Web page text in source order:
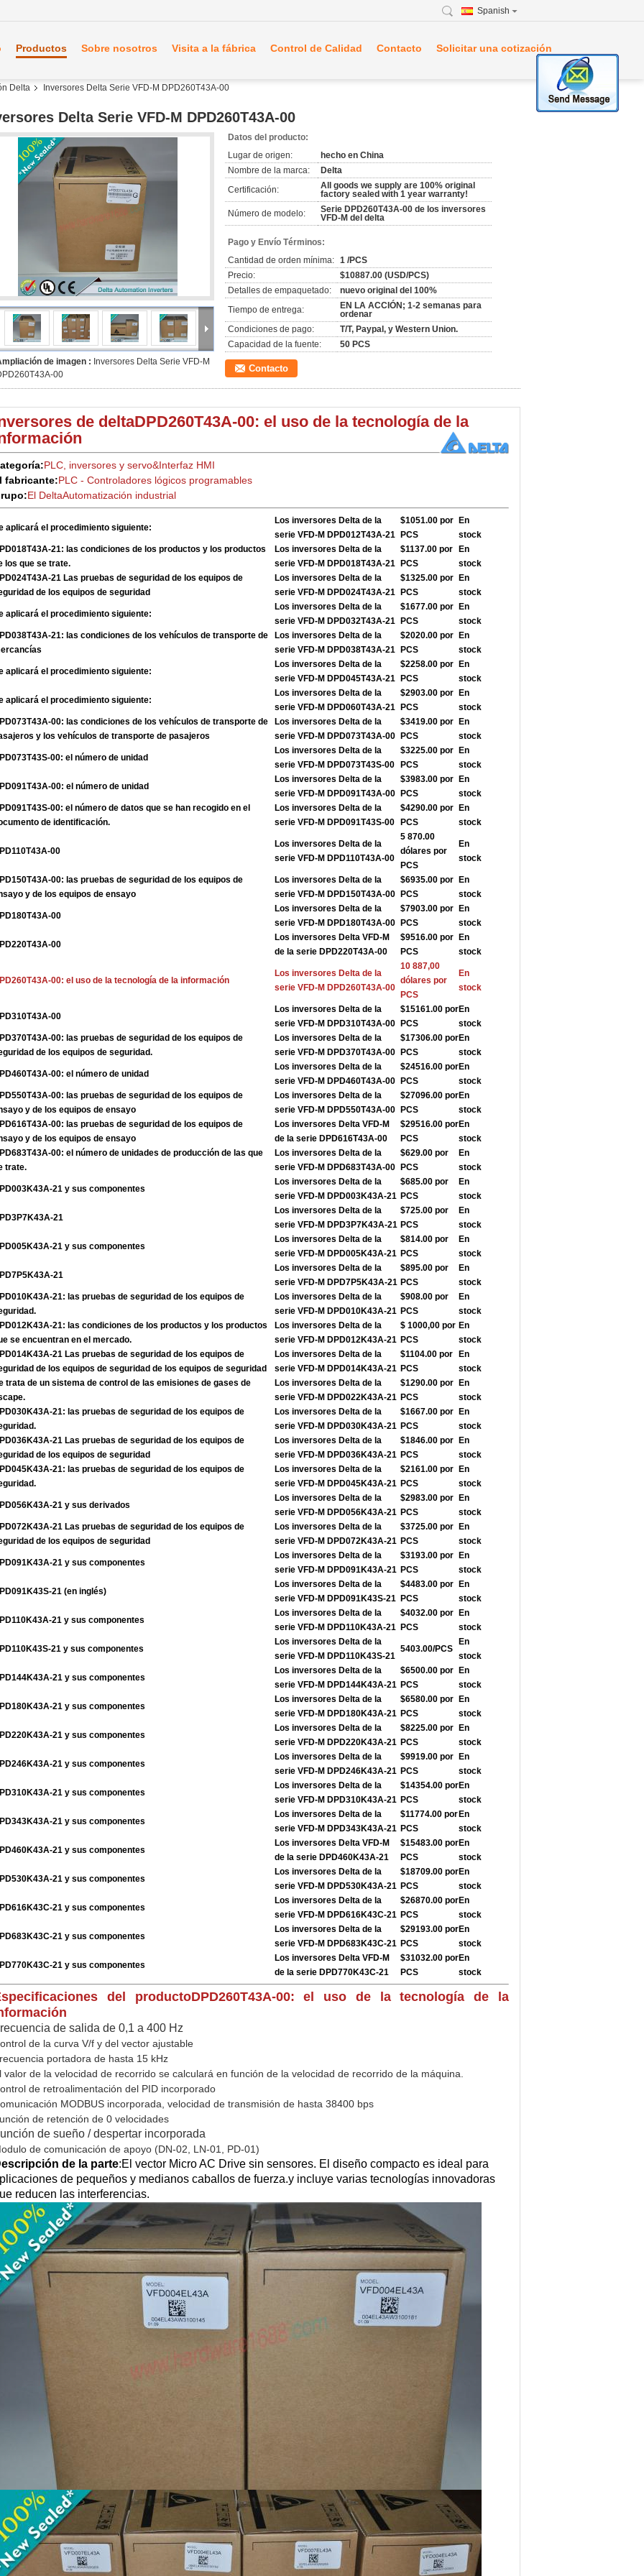
Spanish
Productos Sobre nosotros Visita a la fábrica Control de Calidad Contacto Solicitar una cotización
Delta Inversores Delta Serie VFD-M DPD260T43A-00
Delta Serie VFD-M DPD260T43A-00
de imagen : Inversores Delta Serie VFD-M
00
Datos del producto:
Lugar de origen:
hecho en China
Nombre de la marca:
Delta
Certificación:
All goods we supply are 100% original
factory sealed with 1 year warranty!
Número de modelo:
Serie DPD260T43A-00 de los inversores
VFD-M del delta
Pago y Envío Términos:
Cantidad de orden mínima: 1 /PCS
Precio:
$10887.00 (USD/PCS)
Detalles de empaquetado:
nuevo original del 100%
Tiempo de entrega:
EN LA ACCIÓN; 1-2 semanas para
ordenar
Condiciones de pago:
T/T, Paypal, y Western Union.
Capacidad de la fuente:
50 PCS
Contacto
de deltaDPD260T43A-00: el uso de la tecnología de la
PLC, inversores y servo&Interfaz HMI
fabricante:PLC - Controladores lógicos programables
El DeltaAutomatización industrial
aplicará el procedimiento siguiente:
Los inversores Delta de la
serie VFD-M DPD012T43A-21
$1051.00 por
PCS
En
stock
21: las condiciones de los productos y los productos
los que se trate.
Los inversores Delta de la
serie VFD-M DPD018T43A-21
$1137.00 por
PCS
En
stock
21 Las pruebas de seguridad de los equipos de
de los equipos de seguridad
Los inversores Delta de la
serie VFD-M DPD024T43A-21
$1325.00 por
PCS
En
stock
aplicará el procedimiento siguiente:
Los inversores Delta de la
serie VFD-M DPD032T43A-21
$1677.00 por
PCS
En
stock
21: las condiciones de los vehículos de transporte de
Los inversores Delta de la
serie VFD-M DPD038T43A-21
$2020.00 por
PCS
En
stock
aplicará el procedimiento siguiente:
Los inversores Delta de la
serie VFD-M DPD045T43A-21
$2258.00 por
PCS
En
stock
aplicará el procedimiento siguiente:
Los inversores Delta de la
serie VFD-M DPD060T43A-21
$2903.00 por
PCS
En
stock
00: las condiciones de los vehículos de transporte de
y los vehículos de transporte de pasajeros
Los inversores Delta de la
serie VFD-M DPD073T43A-00
$3419.00 por
PCS
En
stock
00: el número de unidad
Los inversores Delta de la
serie VFD-M DPD073T43S-00
$3225.00 por
PCS
En
stock
00: el número de unidad
Los inversores Delta de la
serie VFD-M DPD091T43A-00
$3983.00 por
PCS
En
stock
00: el número de datos que se han recogido en el
de identificación.
Los inversores Delta de la
serie VFD-M DPD091T43S-00
$4290.00 por
PCS
En
stock
00
Los inversores Delta de la
serie VFD-M DPD110T43A-00
5 870.00
dólares por
PCS
En
stock
00: las pruebas de seguridad de los equipos de
y de los equipos de ensayo
Los inversores Delta de la
serie VFD-M DPD150T43A-00
$6935.00 por
PCS
En
stock
00
Los inversores Delta de la
serie VFD-M DPD180T43A-00
$7903.00 por
PCS
En
stock
00
Los inversores Delta VFD-M
de la serie DPD220T43A-00
$9516.00 por
PCS
En
stock
00: el uso de la tecnología de la información
Los inversores Delta de la
serie VFD-M DPD260T43A-00
10 887,00
dólares por
PCS
En
stock
00
Los inversores Delta de la
serie VFD-M DPD310T43A-00
$15161.00 por
PCS
En
stock
00: las pruebas de seguridad de los equipos de
de los equipos de seguridad.
Los inversores Delta de la
serie VFD-M DPD370T43A-00
$17306.00 por
PCS
En
stock
00: el número de unidad
Los inversores Delta de la
serie VFD-M DPD460T43A-00
$24516.00 por
PCS
En
stock
00: las pruebas de seguridad de los equipos de
y de los equipos de ensayo
Los inversores Delta de la
serie VFD-M DPD550T43A-00
$27096.00 por
PCS
En
stock
00: las pruebas de seguridad de los equipos de
y de los equipos de ensayo
Los inversores Delta VFD-M
de la serie DPD616T43A-00
$29516.00 por
PCS
En
stock
00: el número de unidades de producción de las que
trate.
Los inversores Delta de la
serie VFD-M DPD683T43A-00
$629.00 por
PCS
En
stock
21 y sus componentes
Los inversores Delta de la
serie VFD-M DPD003K43A-21
$685.00 por
PCS
En
stock
21
Los inversores Delta de la
serie VFD-M DPD3P7K43A-21
$725.00 por
PCS
En
stock
21 y sus componentes
Los inversores Delta de la
serie VFD-M DPD005K43A-21
$814.00 por
PCS
En
stock
21
Los inversores Delta de la
serie VFD-M DPD7P5K43A-21
$895.00 por
PCS
En
stock
21: las pruebas de seguridad de los equipos de
Los inversores Delta de la
serie VFD-M DPD010K43A-21
$908.00 por
PCS
En
stock
21: las condiciones de los productos y los productos
se encuentran en el mercado.
Los inversores Delta de la
serie VFD-M DPD012K43A-21
$ 1000,00 por
PCS
En
stock
21 Las pruebas de seguridad de los equipos de
de los equipos de seguridad de los equipos de seguridad
Los inversores Delta de la
serie VFD-M DPD014K43A-21
$1104.00 por
PCS
En
stock
trata de un sistema de control de las emisiones de gases de
Los inversores Delta de la
serie VFD-M DPD022K43A-21
$1290.00 por
PCS
En
stock
21: las pruebas de seguridad de los equipos de
Los inversores Delta de la
serie VFD-M DPD030K43A-21
$1667.00 por
PCS
En
stock
21 Las pruebas de seguridad de los equipos de
de los equipos de seguridad
Los inversores Delta de la
serie VFD-M DPD036K43A-21
$1846.00 por
PCS
En
stock
21: las pruebas de seguridad de los equipos de
Los inversores Delta de la
serie VFD-M DPD045K43A-21
$2161.00 por
PCS
En
stock
21 y sus derivados
Los inversores Delta de la
serie VFD-M DPD056K43A-21
$2983.00 por
PCS
En
stock
21 Las pruebas de seguridad de los equipos de
de los equipos de seguridad
Los inversores Delta de la
serie VFD-M DPD072K43A-21
$3725.00 por
PCS
En
stock
21 y sus componentes
Los inversores Delta de la
serie VFD-M DPD091K43A-21
$3193.00 por
PCS
En
stock
21 (en inglés)
Los inversores Delta de la
serie VFD-M DPD091K43S-21
$4483.00 por
PCS
En
stock
21 y sus componentes
Los inversores Delta de la
serie VFD-M DPD110K43A-21
$4032.00 por
PCS
En
stock
21 y sus componentes
Los inversores Delta de la
serie VFD-M DPD110K43S-21
5403.00/PCS
En
stock
21 y sus componentes
Los inversores Delta de la
serie VFD-M DPD144K43A-21
$6500.00 por
PCS
En
stock
21 y sus componentes
Los inversores Delta de la
serie VFD-M DPD180K43A-21
$6580.00 por
PCS
En
stock
21 y sus componentes
Los inversores Delta de la
serie VFD-M DPD220K43A-21
$8225.00 por
PCS
En
stock
21 y sus componentes
Los inversores Delta de la
serie VFD-M DPD246K43A-21
$9919.00 por
PCS
En
stock
21 y sus componentes
Los inversores Delta de la
serie VFD-M DPD310K43A-21
$14354.00 por
PCS
En
stock
21 y sus componentes
Los inversores Delta de la
serie VFD-M DPD343K43A-21
$11774.00 por
PCS
En
stock
21 y sus componentes
Los inversores Delta VFD-M
de la serie DPD460K43A-21
$15483.00 por
PCS
En
stock
21 y sus componentes
Los inversores Delta de la
serie VFD-M DPD530K43A-21
$18709.00 por
PCS
En
stock
21 y sus componentes
Los inversores Delta de la
serie VFD-M DPD616K43C-21
$26870.00 por
PCS
En
stock
21 y sus componentes
Los inversores Delta de la
serie VFD-M DPD683K43C-21
$29193.00 por
PCS
En
stock
21 y sus componentes
Los inversores Delta VFD-M
de la serie DPD770K43C-21
$31032.00 por
PCS
En
stock
del productoDPD260T43A-00: el uso de la tecnología de la
de salida de 0,1 a 400 Hz
de la curva V/f y del vector ajustable
portadora de hasta 15 kHz
valor de la velocidad de recorrido se calculará en función de la velocidad de recorrido de la máquina.
de retroalimentación del PID incorporado
MODBUS incorporada, velocidad de transmisión de hasta 38400 bps
de retención de 0 velocidades
de sueño / despertar incorporada
de comunicación de apoyo (DN-02, LN-01, PD-01)
de la parte:El vector Micro AC Drive sin sensores. El diseño compacto es ideal para
de pequeños y medianos caballos de fuerza.y incluye varias tecnologías innovadoras
reducen las interferencias.